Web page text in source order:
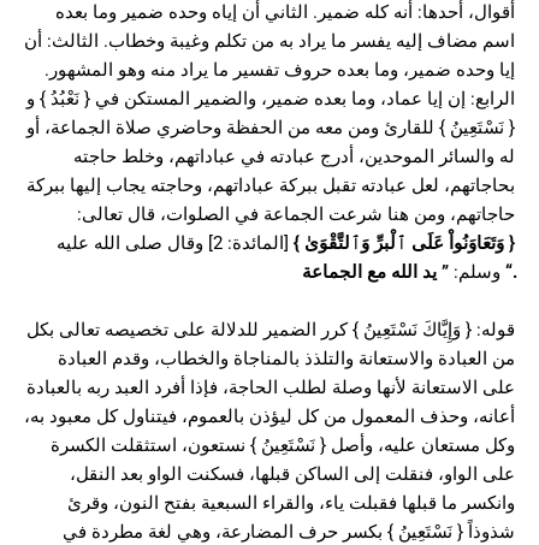
أقوال، أحدها: أنه كله ضمير. الثاني أن إياه وحده ضمير وما بعده
اسم مضاف إليه يفسر ما يراد به من تكلم وغيبة وخطاب. الثالث: أن
إيا وحده ضمير، وما بعده حروف تفسير ما يراد منه وهو المشهور.
الرابع: إن إيا عماد، وما بعده ضمير، والضمير المستكن في { نَعْبُدُ } و
{ نَسْتَعِينُ } للقارئ ومن معه من الحفظة وحاضري صلاة الجماعة، أو
له والسائر الموحدين، أدرج عبادته في عباداتهم، وخلط حاجته
بحاجاتهم، لعل عبادته تقبل ببركة عباداتهم، وحاجته يجاب إليها ببركة
حاجاتهم، ومن هنا شرعت الجماعة في الصلوات، قال تعالى:
{ وَتَعَاوَنُواْ عَلَى ٱلْبرِّ وَٱلتَّقْوَىٰ }
[المائدة: 2] وقال صلى الله عليه
وسلم: ” يد الله مع الجماعة “.
قوله: { وَإِيَّاكَ نَسْتَعِينُ } كرر الضمير للدلالة على تخصيصه تعالى بكل
من العبادة والاستعانة والتلذذ بالمناجاة والخطاب، وقدم العبادة
على الاستعانة لأنها وصلة لطلب الحاجة، فإذا أفرد العبد ربه بالعبادة
أعانه، وحذف المعمول من كل ليؤذن بالعموم، فيتناول كل معبود به،
وكل مستعان عليه، وأصل { نَسْتَعِينُ } نستعون، استثقلت الكسرة
على الواو، فنقلت إلى الساكن قبلها، فسكنت الواو بعد النقل،
وانكسر ما قبلها فقبلت ياء، والقراء السبعية بفتح النون، وقرئ
شذوذاً { نَسْتَعِينُ } بكسر حرف المضارعة، وهي لغة مطردة في